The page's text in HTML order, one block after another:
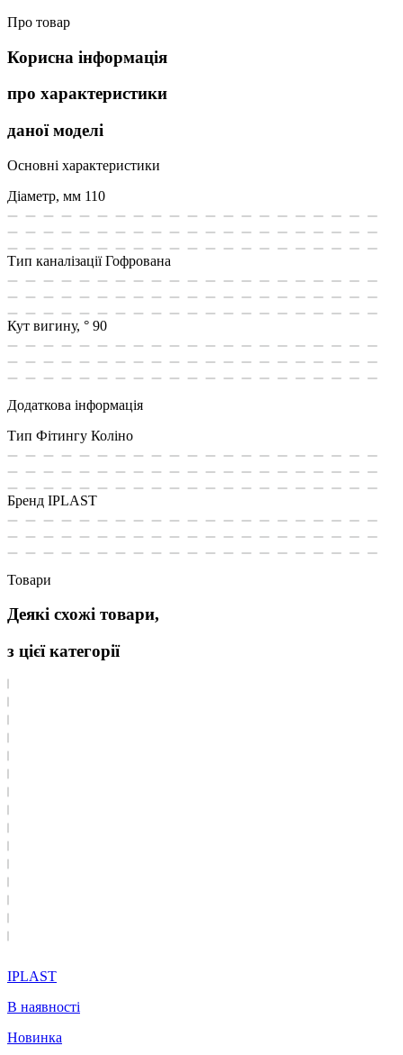
Про товар
Корисна інформація
про характеристики
даної моделі
Основні характеристики
Діаметр, мм 110
Тип каналізації Гофрована
Кут вигину, ° 90
Додаткова інформація
Тип Фітингу Коліно
Бренд IPLAST
Товари
Деякі схожі товари,
з цієї категорії
IPLAST
В наявності
Новинка